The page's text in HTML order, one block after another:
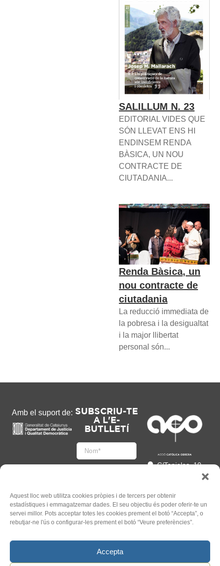
Aquest lloc web utilitza cookies pròpies i de tercers per obtenir
estadístiques i emmagatzemar dades. El seu objectiu és poder oferir-te un
servei millor. Pots acceptar totes les cookies prement el botó “Accepta”, o
rebutjar-ne l'ús o configurar-les prement el botó “Veure preferències”.
Accepta
SALILLUM N. 23
EDITORIAL VIDES QUE
SÓN LLEVAT ENS HI
ENDINSEM RENDA
BÀSICA, UN NOU
CONTRACTE DE
CIUTADANIA...
Renda Bàsica, un
nou contracte de
ciutadania
La reducció immediata de
la pobresa i la desigualtat
i la major llibertat
personal són...
Amb el suport de: SUBSCRIU-TE
A L'E-
BUTLLETÍ
Accepto
l'Informació legal
C/Tapioles, 10
93 505 86 86
hola@acocat.org